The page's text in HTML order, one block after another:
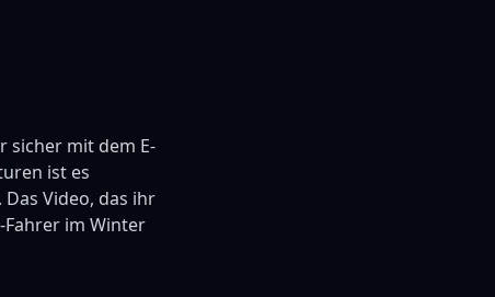
sicher mit dem E-
ist es
Video, das ihr
im Winter